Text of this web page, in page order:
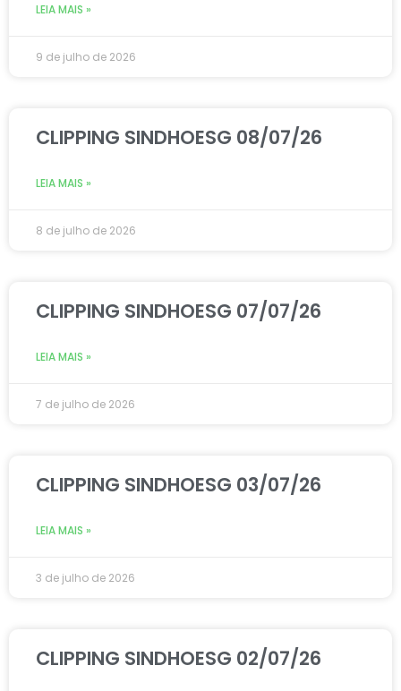
LEIA MAIS »
9 de julho de 2026
CLIPPING SINDHOESG 08/07/26
LEIA MAIS »
8 de julho de 2026
CLIPPING SINDHOESG 07/07/26
LEIA MAIS »
7 de julho de 2026
CLIPPING SINDHOESG 03/07/26
LEIA MAIS »
3 de julho de 2026
CLIPPING SINDHOESG 02/07/26